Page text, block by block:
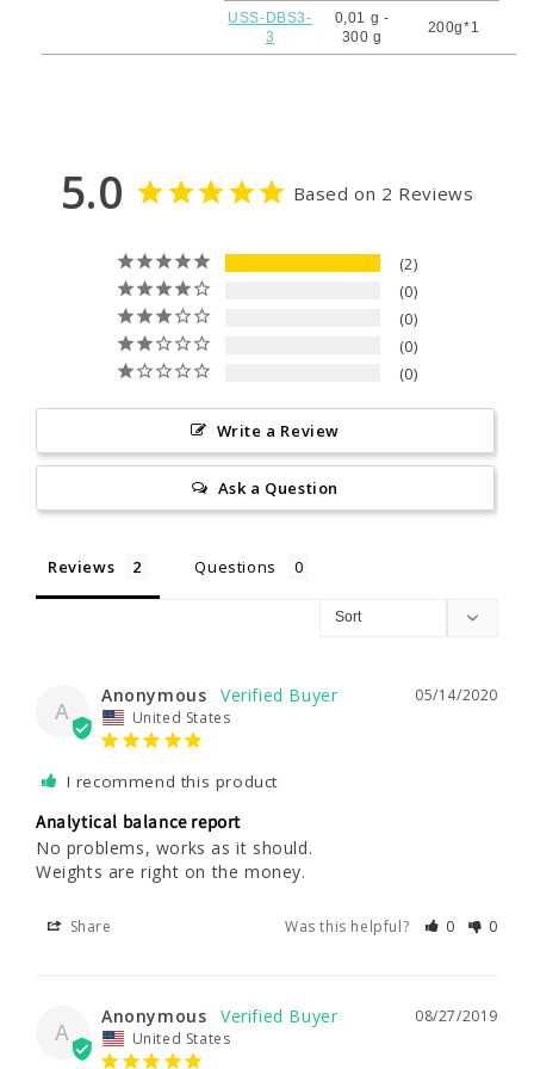
USS-DBS3-
3
0,01 g -
300 g
200g*1
5.0 Based on 2 Reviews
2
0
0
0
0
Write a Review
Ask a Question
Reviews Questions
A
05/14/2020
Anonymous
United States
I recommend this product
Analytical balance report
No problems, works as it should.
Weights are right on the money.
Share Was this helpful? 0 0
A
08/27/2019
Anonymous
United States